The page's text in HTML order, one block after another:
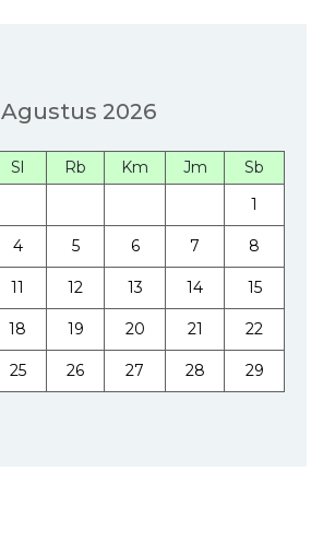
Agustus 2026
Sl Rb Km Jm
Sb
1
4 5 6 7 8
11 12 13 14 15
18 19 20 21 22
25 26 27 28 29